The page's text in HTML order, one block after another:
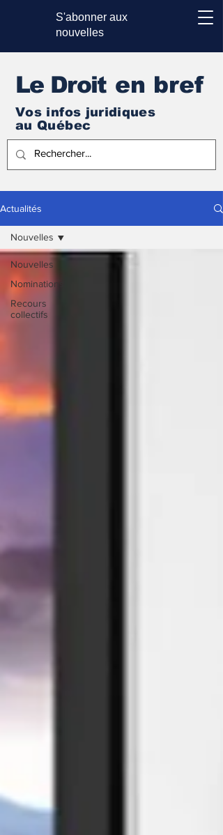
S'abonner aux
nouvelles
Le Droit en bref
Vos infos juridiques
au Québec
Actualités
Nouvelles
Nominations
Recours
collectifs
Nouvelles